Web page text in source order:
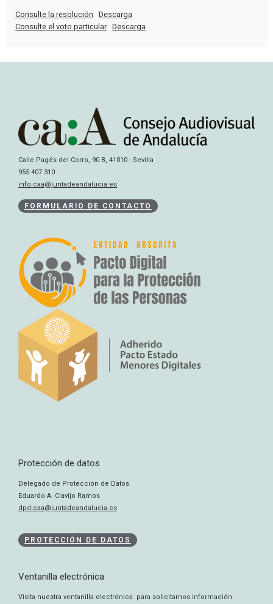
Consulte la resolución
Descarga
Consulte el voto particular
Descarga
Calle Pagés del Corro, 90 B, 41010 - Sevilla
955 407 310
info.caa@juntadeandalucia.es
FORMULARIO DE CONTACTO
Protección de datos
Delegado de Protección de Datos
Eduardo A. Clavijo Ramos
dpd.caa@juntadeandalucia.es
PROTECCIÓN DE DATOS
Ventanilla electrónica
Visita nuestra ventanilla electrónica para solicitarnos información